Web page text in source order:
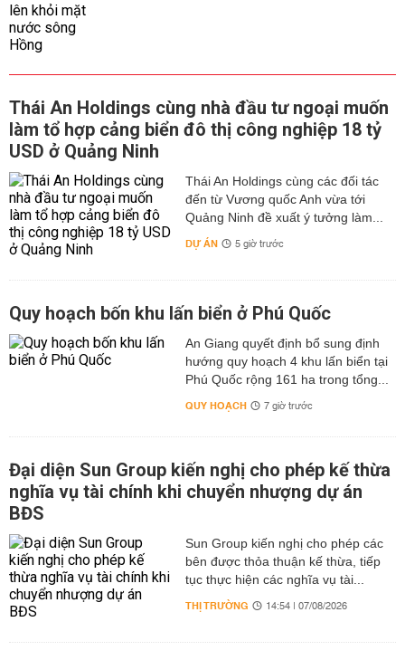
Thái An Holdings cùng nhà đầu tư ngoại muốn
làm tổ hợp cảng biển đô thị công nghiệp 18 tỷ
USD ở Quảng Ninh
Thái An Holdings cùng các đối tác
đến từ Vương quốc Anh vừa tới
Quảng Ninh đề xuất ý tưởng làm...
DỰ ÁN 5 giờ trước
Quy hoạch bốn khu lấn biển ở Phú Quốc
An Giang quyết định bổ sung định
hướng quy hoạch 4 khu lấn biển tại
Phú Quốc rộng 161 ha trong tổng...
QUY HOẠCH 7 giờ trước
Đại diện Sun Group kiến nghị cho phép kế thừa
nghĩa vụ tài chính khi chuyển nhượng dự án
BĐS
Sun Group kiến nghị cho phép các
bên được thỏa thuận kế thừa, tiếp
tục thực hiện các nghĩa vụ tài...
THỊ TRƯỜNG 14:54 | 07/08/2026